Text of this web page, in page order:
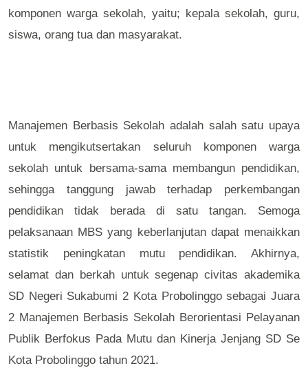
komponen warga sekolah, yaitu; kepala sekolah, guru,
siswa, orang tua dan masyarakat.
Manajemen Berbasis Sekolah adalah salah satu upaya
untuk mengikutsertakan seluruh komponen warga
sekolah untuk bersama-sama membangun pendidikan,
sehingga tanggung jawab terhadap perkembangan
pendidikan tidak berada di satu tangan. Semoga
pelaksanaan MBS yang keberlanjutan dapat menaikkan
statistik peningkatan mutu pendidikan. Akhirnya,
selamat dan berkah untuk segenap civitas akademika
SD Negeri Sukabumi 2 Kota Probolinggo sebagai Juara
2 Manajemen Berbasis Sekolah Berorientasi Pelayanan
Publik Berfokus Pada Mutu dan Kinerja Jenjang SD Se
Kota Probolinggo tahun 2021.